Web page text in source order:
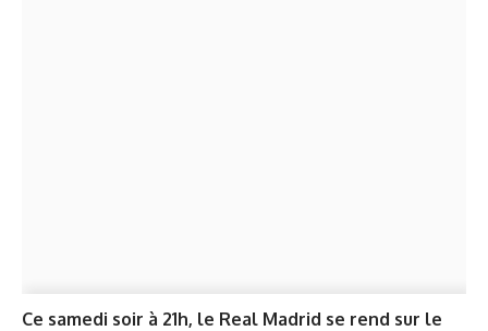
Ce samedi soir à 21h, le Real Madrid se rend sur le